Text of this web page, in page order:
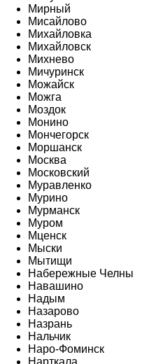
Мирный
Мисайлово
Михайловка
Михайловск
Михнево
Мичуринск
Можайск
Можга
Моздок
Монино
Мончегорск
Моршанск
Москва
Московский
Муравленко
Мурино
Мурманск
Муром
Мценск
Мыски
Мытищи
Набережные Челны
Навашино
Надым
Назарово
Назрань
Нальчик
Наро-Фоминск
Нарткала